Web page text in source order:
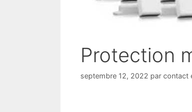
Protection
septembre 12, 2022 par contact